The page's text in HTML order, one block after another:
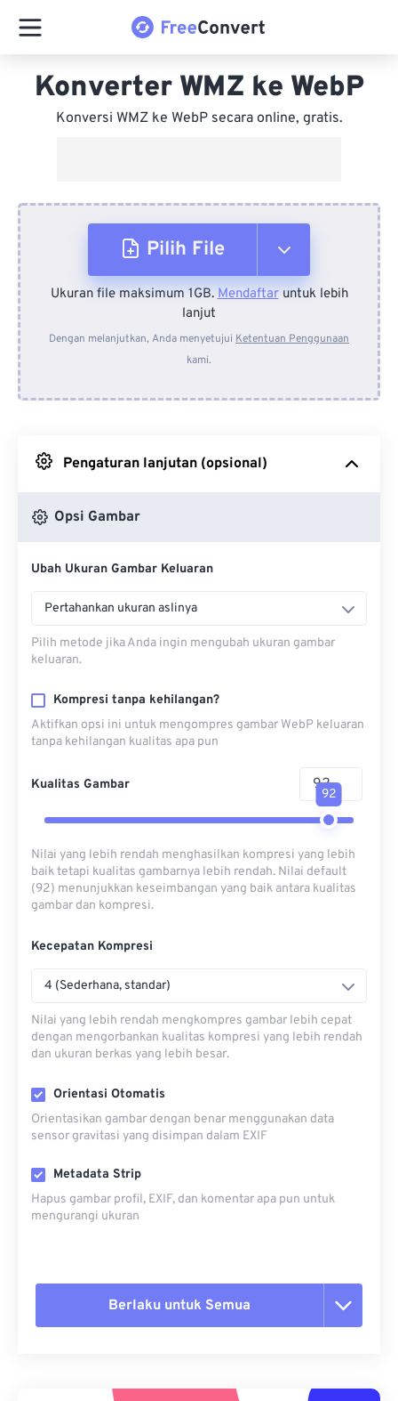
Konverter WMZ ke WebP
Konversi WMZ ke WebP secara online, gratis.
Pilih File
Dari Perangkat
Dari Dropbox
Ukuran file maksimum 1GB.Mendaftaruntuk lebih
lanjut
Dengan melanjutkan, Anda menyetujui Ketentuan Penggunaan
kami.
Pengaturan lanjutan (opsional)
Opsi Gambar
Ubah Ukuran Gambar Keluaran
Pertahankan ukuran aslinya
Pilih metode jika Anda ingin mengubah ukuran gambar
keluaran.
Kompresi tanpa kehilangan?
Aktifkan opsi ini untuk mengompres gambar WebP keluaran
tanpa kehilangan kualitas apa pun
Kualitas Gambar
92
Nilai yang lebih rendah menghasilkan kompresi yang lebih
baik tetapi kualitas gambarnya lebih rendah. Nilai default
(92) menunjukkan keseimbangan yang baik antara kualitas
gambar dan kompresi.
Kecepatan Kompresi
4 (Sederhana, standar)
Nilai yang lebih rendah mengkompres gambar lebih cepat
dengan mengorbankan kualitas kompresi yang lebih rendah
dan ukuran berkas yang lebih besar.
Orientasi Otomatis
Orientasikan gambar dengan benar menggunakan data
sensor gravitasi yang disimpan dalam EXIF
Metadata Strip
Hapus gambar profil, EXIF, dan komentar apa pun untuk
mengurangi ukuran
Berlaku untuk Semua
Terapkan dari Preset